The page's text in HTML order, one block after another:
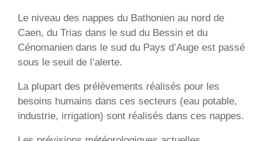
Le niveau des nappes du Bathonien au nord de
Caen, du Trias dans le sud du Bessin et du
Cénomanien dans le sud du Pays d’Auge est passé
sous le seuil de l’alerte.
La plupart des prélèvements réalisés pour les
besoins humains dans ces secteurs (eau potable,
industrie, irrigation) sont réalisés dans ces nappes.